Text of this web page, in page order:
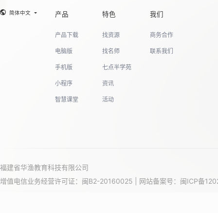
23
简体中文 产品
产品下载
电脑版
手机版
小程序
智慧课堂
特色
找资源
找名师
七点半学苑
资讯
活动
我们
商务合作
联系我们
福建省华渔教育科技有限公司
增值电信业务经营许可证：闽B2-20160025 | 网站备案号： 闽ICP备